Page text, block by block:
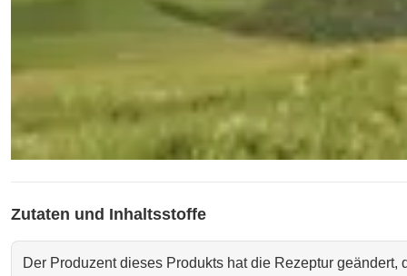
Zutaten und Inhaltsstoffe
Der Produzent dieses Produkts hat die Rezeptur